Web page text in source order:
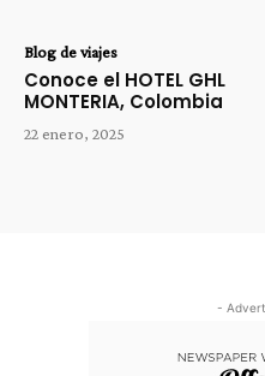
Blog de viajes
Conoce el HOTEL GHL
MONTERIA, Colombia
22 enero, 2025
-